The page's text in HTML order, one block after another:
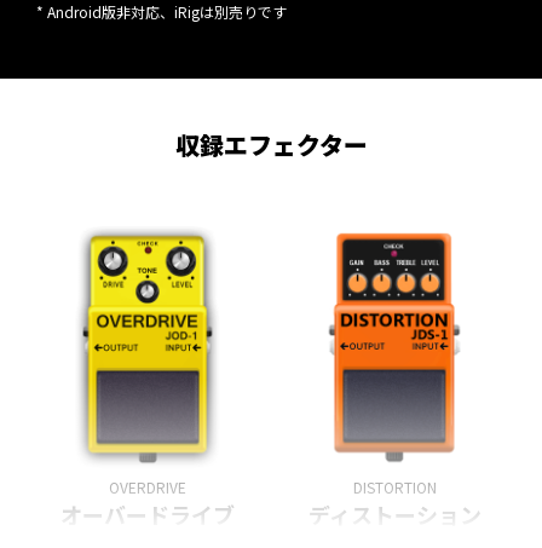
* Android版非対応、iRigは別売りです
収録エフェクター
OVERDRIVE
オーバードライブ
DISTORTION
ディストーション